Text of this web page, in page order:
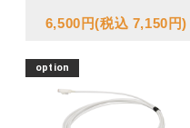
6,500円(税込 7,150円)
option